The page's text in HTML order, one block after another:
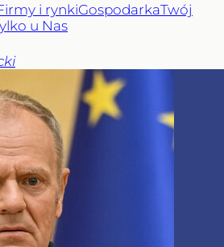
i rynkiGospodarkaTwój
u Nas